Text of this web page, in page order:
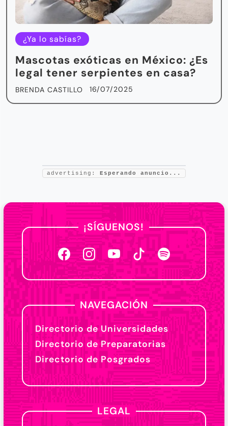
¿Ya lo sabías?
Mascotas exóticas en México: ¿Es
legal tener serpientes en casa?
BRENDA CASTILLO 16/07/2025
advertising: Esperando anuncio...
¡SÍGUENOS!
NAVEGACIÓN
Directorio de Universidades
Directorio de Preparatorias
Directorio de Posgrados
LEGAL